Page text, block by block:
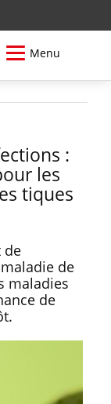
Menu
:
les
tiques
de
de
maladies
de